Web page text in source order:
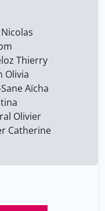
Thierry
Olivia
Aïcha
Olivier
Catherine